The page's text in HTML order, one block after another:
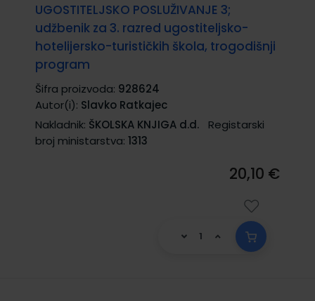
UGOSTITELJSKO POSLUŽIVANJE 3;
udžbenik za 3. razred ugostiteljsko-
hotelijersko-turističkih škola, trogodišnji
program
Šifra proizvoda: 928624
Autor(i): Slavko Ratkajec
Nakladnik: ŠKOLSKA KNJIGA d.d.
Registarski
broj ministarstva: 1313
20,10 €